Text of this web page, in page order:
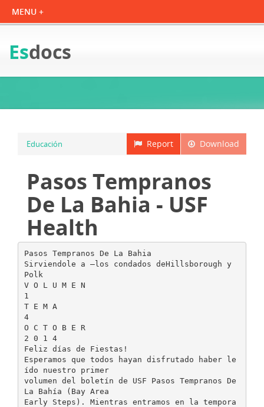
Esdocs
Download
Report
Educación
Pasos Tempranos
De La Bahia - USF
Health
Pasos Tempranos De La Bahia
Sirviendole a –los condados deHillsborough y
Polk
V O L U M E N
1
T E M A
4
O C T O B E R
2 0 1 4
Feliz días de Fiestas!
Esperamos que todos hayan disfrutado haber le
ído nuestro primer
volumen del boletín de USF Pasos Tempranos De
La Bahía (Bay Area
Early Steps). Mientras entramos en la tempora